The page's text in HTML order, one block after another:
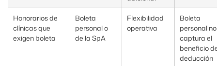
Honorarios de
clínicas que
exigen boleta
Boleta
personal o
de la SpA
Flexibilidad
operativa
Boleta
personal no
captura el
beneficio
deducción